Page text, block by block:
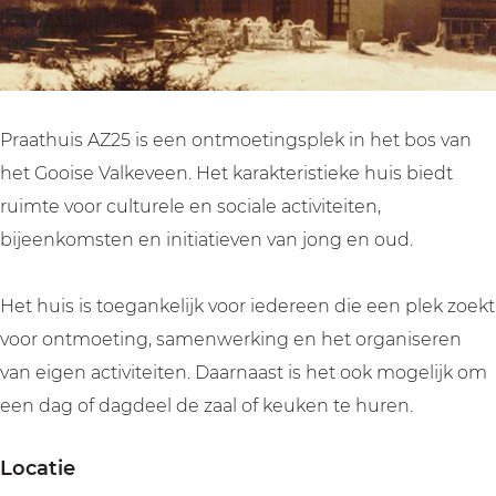
2
5
A
Z
2
s
A
Z
5
s
A
Z
5
Praathuis AZ25 is een ontmoetingsplek in het bos van
het Gooise Valkeveen. Het karakteristieke huis biedt
ruimte voor culturele en sociale activiteiten,
bijeenkomsten en initiatieven van jong en oud.
Het huis is toegankelijk voor iedereen die een plek zoekt
voor ontmoeting, samenwerking en het organiseren
van eigen activiteiten. Daarnaast is het ook mogelijk om
een dag of dagdeel de zaal of keuken te huren.
Locatie